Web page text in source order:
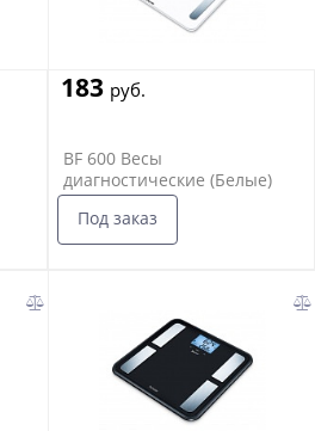
183 руб.
BF 600 Весы
диагностические (Белые)
Под заказ